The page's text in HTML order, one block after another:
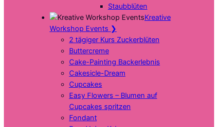
Staubblüten
Kreative
Workshop Events ❯
2 tägiger Kurs Zuckerblüten
Buttercreme
Cake-Painting Backerlebnis
Cakesicle-Dream
Cupcakes
Easy Flowers – Blumen auf
Cupcakes spritzen
Fondant